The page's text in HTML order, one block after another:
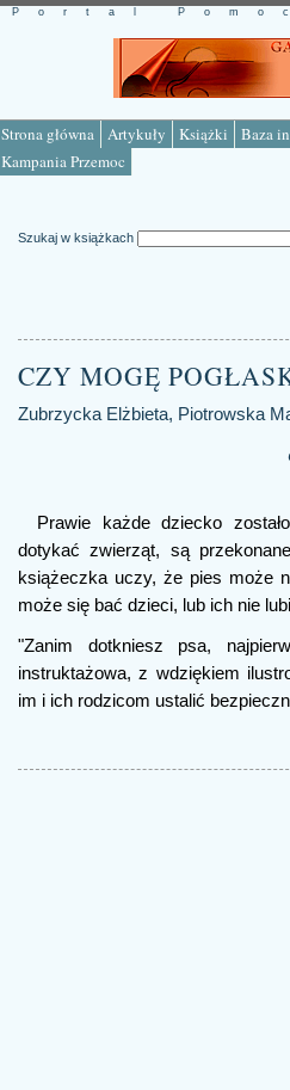
Strona główna Artykuły Książki
Baza
Kampania Przemoc
Portal
Szukaj w książkach
CZY MOGĘ
Zubrzycka Elżbieta, Piotrowska
Prawie każde dziecko
dotykać zwierząt, są
książeczka uczy, że pies może
może się bać dzieci, lub ich nie
"Zanim dotkniesz psa,
instruktażowa, z wdziękiem
im i ich rodzicom ustalić